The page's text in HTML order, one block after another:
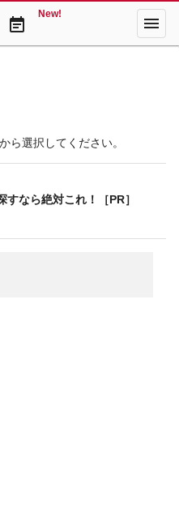
event_note
New! menu
ら選択してください。
なら絶対これ！［PR］